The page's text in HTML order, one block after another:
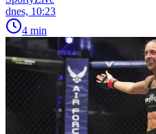
dnes, 10:23
4 min